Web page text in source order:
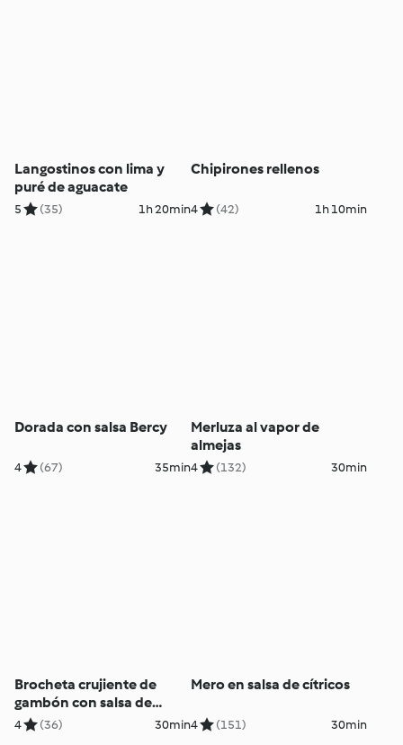
Langostinos con lima y
puré de aguacate
5 (35) 1h 20min
Chipirones rellenos
4 (42) 1h 10min
Dorada con salsa Bercy
4 (67) 35min
Merluza al vapor de
almejas
4 (132) 30min
Brocheta crujiente de
gambón con salsa de
mango
4 (36) 30min
Mero en salsa de cítricos
4 (151) 30min